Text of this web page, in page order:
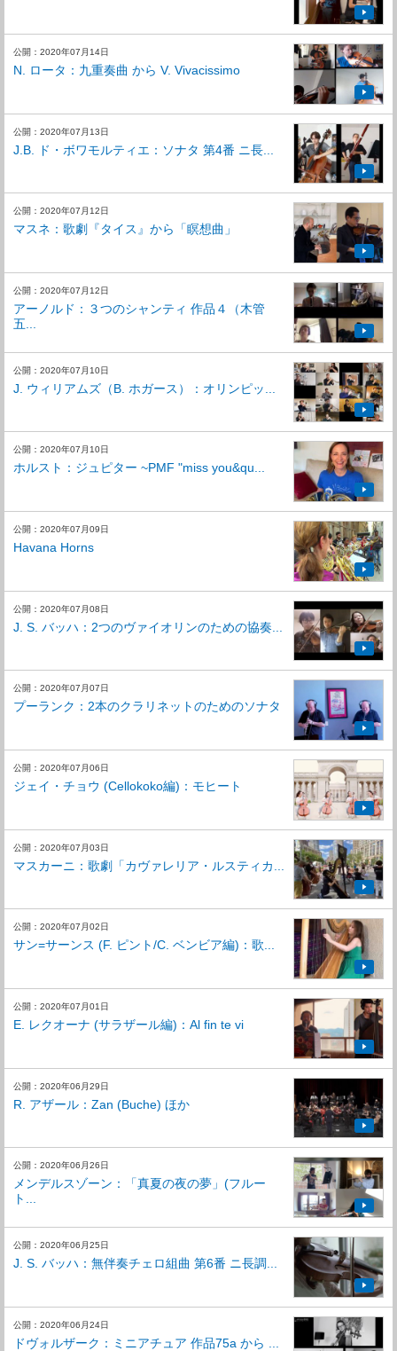
公開：2020年07月14日
N. ロータ：九重奏曲 から V. Vivacissimo
公開：2020年07月13日
J.B. ド・ボワモルティエ：ソナタ 第4番 ニ長...
公開：2020年07月12日
マスネ：歌劇『タイス』から「瞑想曲」
公開：2020年07月12日
アーノルド：３つのシャンティ 作品４（木管
五...
公開：2020年07月10日
J. ウィリアムズ（B. ホガース）：オリンピッ...
公開：2020年07月10日
ホルスト：ジュピター ~PMF "miss you&qu...
公開：2020年07月09日
Havana Horns
公開：2020年07月08日
J. S. バッハ：2つのヴァイオリンのための協奏...
公開：2020年07月07日
プーランク：2本のクラリネットのためのソナタ
公開：2020年07月06日
ジェイ・チョウ (Cellokoko編)：モヒート
公開：2020年07月03日
マスカーニ：歌劇「カヴァレリア・ルスティカ...
公開：2020年07月02日
サン=サーンス (F. ピント/C. ベンビア編)：歌...
公開：2020年07月01日
E. レクオーナ (サラザール編)：Al fin te vi
公開：2020年06月29日
R. アザール：Zan (Buche) ほか
公開：2020年06月26日
メンデルスゾーン：「真夏の夜の夢」(フルー
ト...
公開：2020年06月25日
J. S. バッハ：無伴奏チェロ組曲 第6番 ニ長調...
公開：2020年06月24日
⁣ドヴォルザーク：ミニアチュア 作品75a から ...